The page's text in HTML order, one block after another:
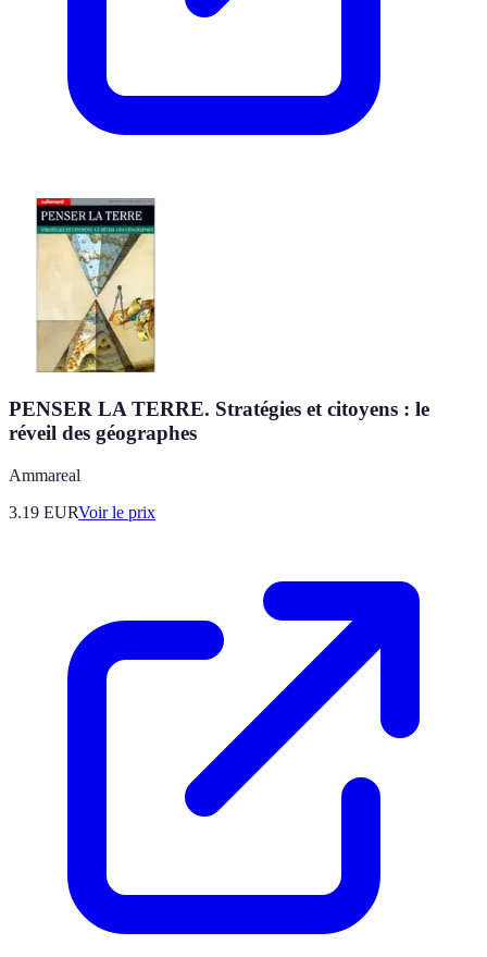
PENSER LA TERRE. Stratégies et citoyens : le
réveil des géographes
Ammareal
3.19 EURVoir le prix